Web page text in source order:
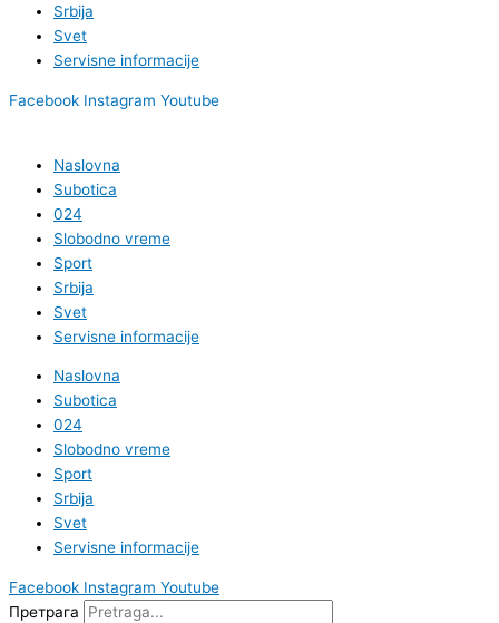
Srbija
Svet
Servisne informacije
Facebook Instagram Youtube
Naslovna
Subotica
024
Slobodno vreme
Sport
Srbija
Svet
Servisne informacije
Naslovna
Subotica
024
Slobodno vreme
Sport
Srbija
Svet
Servisne informacije
Facebook Instagram Youtube
Претрага